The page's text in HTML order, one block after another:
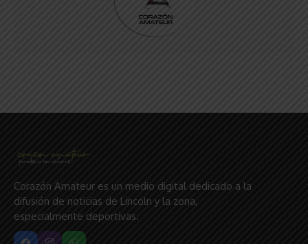
Corazón Amateur es un medio digital dedicado a la
difusión de noticias de Lincoln y la zona,
especialmente deportivas.